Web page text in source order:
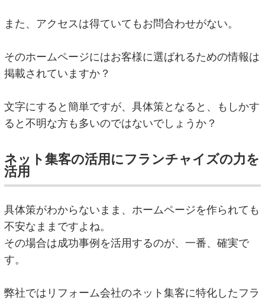
また、アクセスは得ていてもお問合わせがない。
そのホームページにはお客様に選ばれるための情報は
掲載されていますか？
文字にすると簡単ですが、具体策となると、もしかす
ると不明な方も多いのではないでしょうか？
ネット集客の活用にフランチャイズの力を
活用
具体策がわからないまま、ホームページを作られても
不安なままですよね。
その場合は成功事例を活用するのが、一番、確実で
す。
弊社ではリフォーム会社のネット集客に特化したフラ